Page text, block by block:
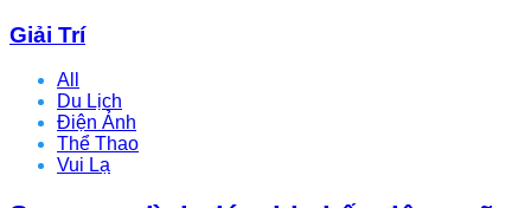
Giải Trí
All
Du Lịch
Điện Ảnh
Thể Thao
Vui Lạ